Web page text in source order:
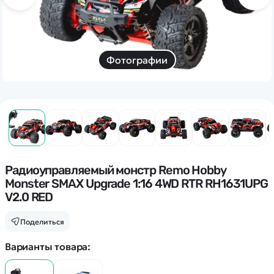
Фотографии
Радиоуправляемый монстр Remo Hobby
Monster SMAX Upgrade 1:16 4WD RTR RH1631UPG
V2.0 RED
Поделиться
Варианты товара:
Дополнительный способ связи
WhatsApp/Мобильный
Есть вопрос? Можем связаться с вами
Наши соцсети:
Каталог
Квадрокоптеры
Машинки
Танки
Оптовые продажи